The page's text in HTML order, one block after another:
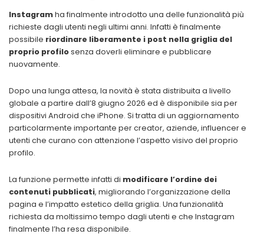
Instagramha finalmente introdotto una delle funzionalità più
richieste dagli utenti negli ultimi anni. Infatti è finalmente
possibile riordinare liberamente i post nella griglia del
proprio profilosenza doverli eliminare e pubblicare
nuovamente.
Dopo una lunga attesa, la novità è stata distribuita a livello
globale a partire dall’8 giugno 2026 ed è disponibile sia per
dispositivi Android che iPhone. Si tratta di un aggiornamento
particolarmente importante per creator, aziende, influencer e
utenti che curano con attenzione l’aspetto visivo del proprio
profilo.
La funzione permette infatti di modificare l’ordine dei
contenuti pubblicati, migliorando l’organizzazione della
pagina e l’impatto estetico della griglia. Una funzionalità
richiesta da moltissimo tempo dagli utenti e che Instagram
finalmente l’ha resa disponibile.